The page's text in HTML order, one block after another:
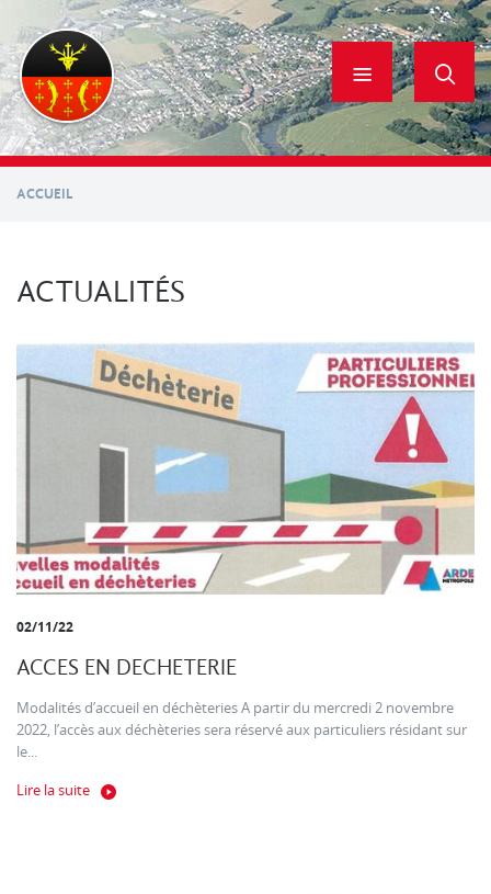
contenu
principal
ACCUEIL
ACTUALITÉS
02/11/22
ACCES EN DECHETERIE
Modalités d’accueil en déchèteries A partir du mercredi 2 novembre
2022, l’accès aux déchèteries sera réservé aux particuliers résidant sur
le...
Lire la suite